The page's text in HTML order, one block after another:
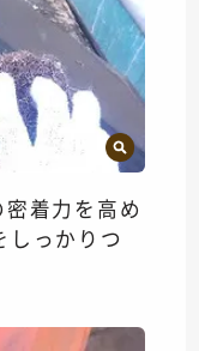
着力を高め
しっかりつ